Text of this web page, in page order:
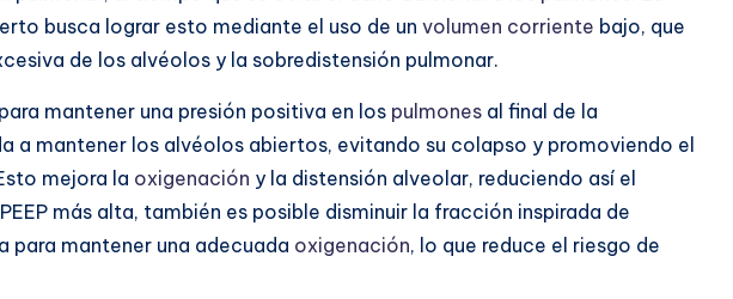
busca lograr esto mediante el uso de un volumen corriente bajo, que
de los alvéolos y la sobredistensión pulmonar.
mantener una presión positiva en los pulmones al final de la
a mantener los alvéolos abiertos, evitando su colapso y promoviendo el
mejora la oxigenación y la distensión alveolar, reduciendo así el
más alta, también es posible disminuir la fracción inspirada de
para mantener una adecuada oxigenación, lo que reduce el riesgo de